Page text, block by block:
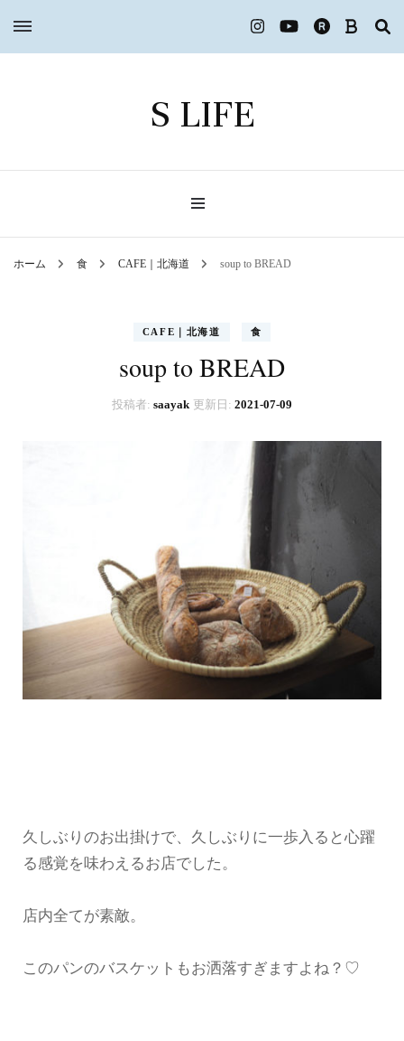
S LIFE
ホーム 食 CAFE｜北海道 soup to BREAD
CAFE｜北海道 食
soup to BREAD
投稿者: saayak 更新日: 2021-07-09
久しぶりのお出掛けで、久しぶりに一歩入ると心躍
る感覚を味わえるお店でした。
店内全てが素敵。
このパンのバスケットもお洒落すぎますよね？♡